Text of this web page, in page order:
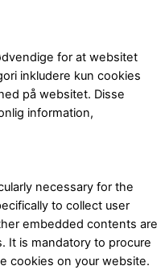
for at websitet
inkludere kun cookies
på websitet. Disse
information,
necessary for the
to collect user
embedded contents are
It is mandatory to procure
cookies on your website.